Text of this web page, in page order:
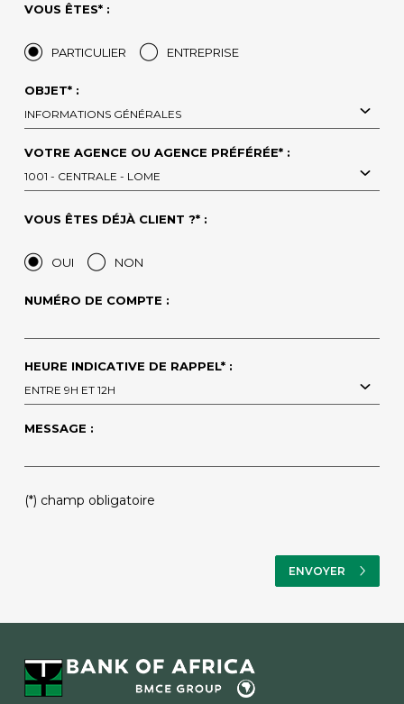
VOUS ÊTES* :
PARTICULIER ENTREPRISE
OBJET* :
INFORMATIONS GÉNÉRALES
VOTRE AGENCE OU AGENCE PRÉFÉRÉE* :
1001 - CENTRALE - LOME
VOUS ÊTES DÉJÀ CLIENT ?* :
OUI NON
NUMÉRO DE COMPTE :
HEURE INDICATIVE DE RAPPEL* :
ENTRE 9H ET 12H
MESSAGE :
PLEASE
LEAVE
(*) champ obligatoire